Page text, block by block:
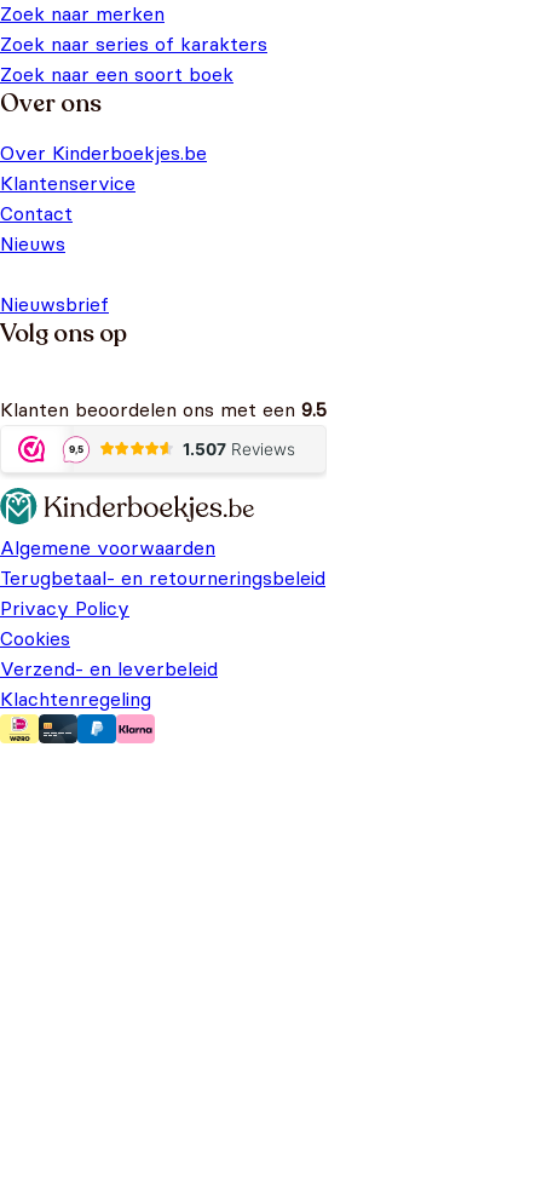
Zoek naar merken
Zoek naar series of karakters
Zoek naar een soort boek
Over ons
Over Kinderboekjes.be
Klantenservice
Contact
Nieuws
Nieuwsbrief
Volg ons op
Klanten beoordelen ons met een 9.5
Algemene voorwaarden
Terugbetaal- en retourneringsbeleid
Privacy Policy
Cookies
Verzend- en leverbeleid
Klachtenregeling